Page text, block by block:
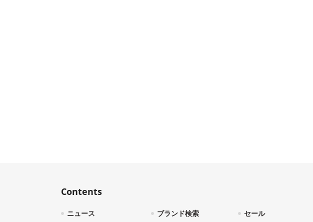
Contents
ニュース ブランド検索 セール